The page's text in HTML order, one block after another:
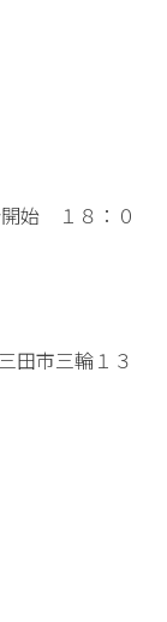
始 １８：０
田市三輪１３